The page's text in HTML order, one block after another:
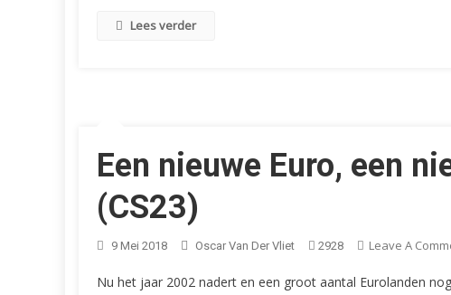
Lees verder
Een nieuwe Euro, een
(CS23)
9 Mei 2018 Oscar Van Der Vliet 2928 Leave A
Nu het jaar 2002 nadert en een groot aantal Eurolanden